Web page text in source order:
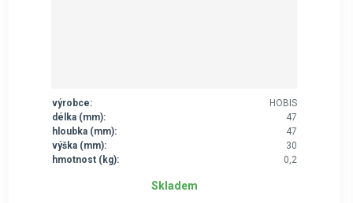
výrobce:
HOBIS
délka (mm):
47
hloubka (mm):
47
výška (mm):
30
hmotnost (kg):
0,2
Skladem